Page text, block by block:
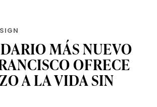
MÁS NUEVO
OFRECE
A LA VIDA SIN